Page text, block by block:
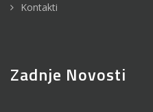
Kontakti
Zadnje Novosti